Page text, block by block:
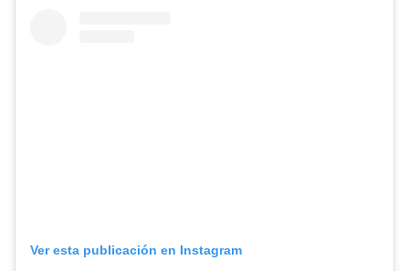
Ver esta publicación en Instagram